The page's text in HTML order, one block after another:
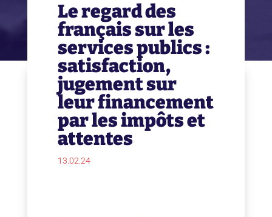
Le regard des
français sur les
services publics :
satisfaction,
jugement sur
leur financement
par les impôts et
attentes
13.02.24